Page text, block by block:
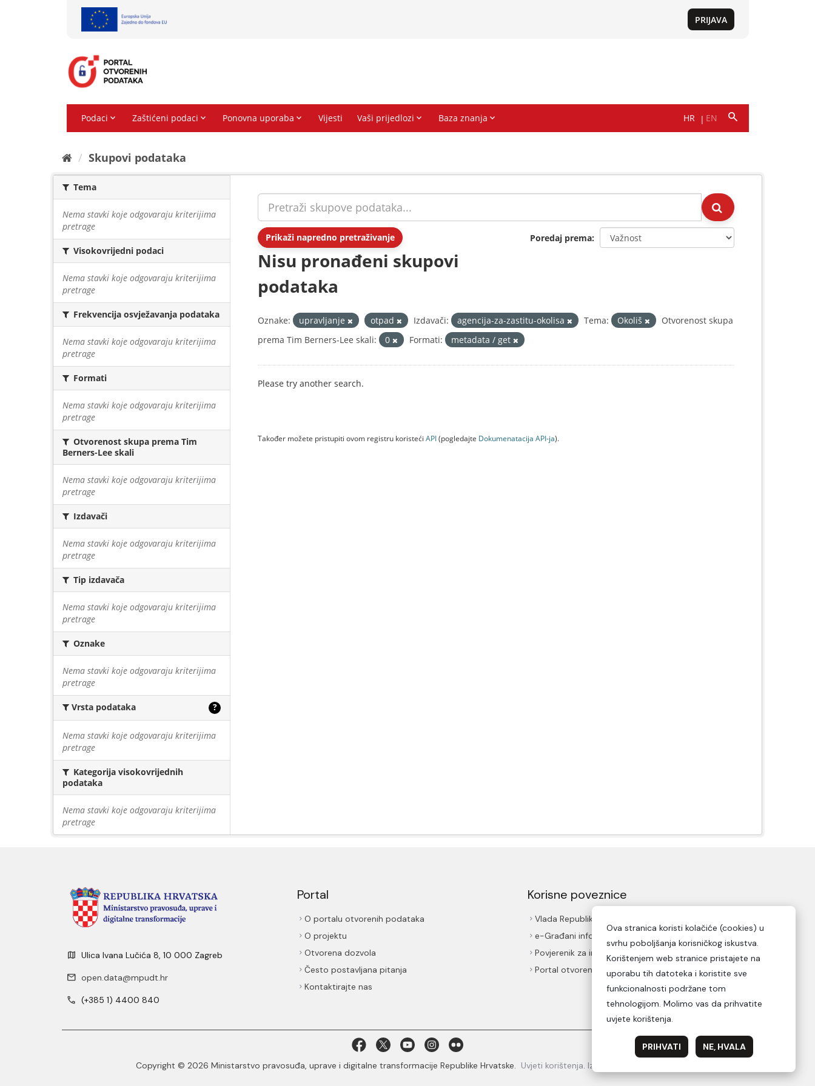
Skupovi podаtаkа
Tema
Nema stavki koje odgovaraju kriterijima
pretrage
Visokovrijedni podaci
Nema stavki koje odgovaraju kriterijima
pretrage
Frekvencija osvježavanja podataka
Nema stavki koje odgovaraju kriterijima
pretrage
Formati
Nema stavki koje odgovaraju kriterijima
pretrage
Otvorenost skupa prema Tim
Berners-Lee skali
Nema stavki koje odgovaraju kriterijima
pretrage
Izdavači
Nema stavki koje odgovaraju kriterijima
pretrage
Tip izdavača
Nema stavki koje odgovaraju kriterijima
pretrage
Oznake
Nema stavki koje odgovaraju kriterijima
pretrage
Vrsta podataka ?
Nema stavki koje odgovaraju kriterijima
pretrage
Kategorija visokovrijednih
podataka
Nema stavki koje odgovaraju kriterijima
pretrage
Prikaži napredno pretraživanje Poredaj prema
Nisu pronađeni skupovi
podataka
Oznake: upravljanje otpad Izdavači: agencija-za-zastitu-okolisa Tema: Okoliš
Otvorenost skupa
prema Tim Berners-Lee skali:
0 Formati: metadata / get
Please try another search.
Također možete pristupiti ovom registru koristeći API(pogledajte Dokumenаtаcijа API-jа).